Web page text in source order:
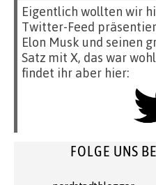
Eigentlich wollten wir
Twitter-Feed
Elon Musk und seinen
Satz mit X, das war
findet ihr aber hier:
FOLGE UNS